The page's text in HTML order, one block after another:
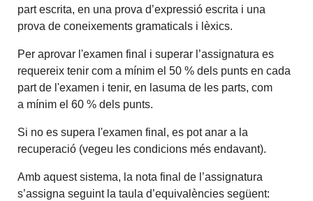
part escrita, en una prova d’expressió escrita i una
prova de coneixements gramaticals i lèxics.
Per aprovar l'examen final i superar l’assignatura es
requereix tenir com a mínim el 50 % dels punts en cada
part de l'examen i tenir, en lasuma de les parts, com
a mínim el 60 % dels punts.
Si no es supera l'examen final, es pot anar a la
recuperació (vegeu les condicions més endavant).
Amb aquest sistema, la nota final de l’assignatura
s’assigna seguint la taula d’equivalències següent: